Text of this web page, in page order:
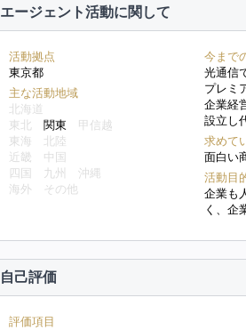
エージェント活動に関して
活動拠点
東京都
主な活動地域
北海道
東北 関東 甲信越
東海
北陸
近畿
中国
四国
九州
沖縄
海外
その他
今まで
光通信
プレミ
企業経
設立し
求めて
面白い
活動目
企業も
く、企
自己評価
評価項目